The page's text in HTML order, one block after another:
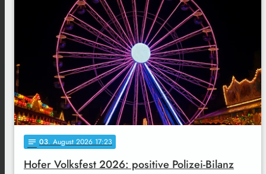
notes 03. August 2026 17:23
Hofer Volksfest 2026: positive Polizei-Bilanz